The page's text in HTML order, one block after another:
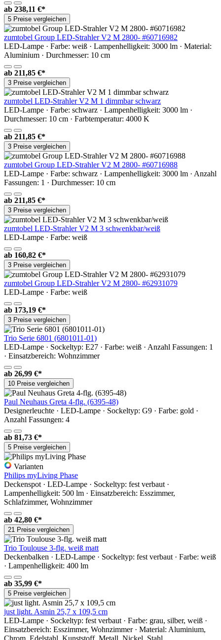
ab 238,11 €*
5 Preise vergleichen
zumtobel Group LED-Strahler V2 M 2800- #60716982
LED-Lampe · Farbe: weiß · Lampenhelligkeit: 3000 lm · Material:
Aluminium · Durchmesser: 10 cm
ab 211,85 €*
3 Preise vergleichen
zumtobel LED-Strahler V2 M 1 dimmbar schwarz
LED-Lampe · Farbe: schwarz · Lampenhelligkeit: 3000 lm ·
Durchmesser: 10 cm · Farbtemperatur: 4000 K
ab 211,85 €*
3 Preise vergleichen
zumtobel Group LED-Strahler V2 M 2800- #60716988
LED-Lampe · Farbe: schwarz · Lampenhelligkeit: 3000 lm · Anzahl
Fassungen: 1 · Durchmesser: 10 cm
ab 211,85 €*
3 Preise vergleichen
zumtobel LED-Strahler V2 M 3 schwenkbar/weiß
LED-Lampe · Farbe: weiß
ab 160,82 €*
3 Preise vergleichen
zumtobel Group LED-Strahler V2 M 2800- #62931079
LED-Lampe · Farbe: weiß
ab 173,19 €*
3 Preise vergleichen
Trio Serie 6801 (6801011-01)
LED-Lampe · Sockeltyp: E27 · Farbe: weiß · Anzahl Fassungen: 1
· Einsatzbereich: Wohnzimmer
ab 26,99 €*
10 Preise vergleichen
Paul Neuhaus Greta 4-flg. (6395-48)
Designerleuchte · LED-Lampe · Sockeltyp: G9 · Farbe: gold ·
Anzahl Fassungen: 4
ab 81,73 €*
5 Preise vergleichen
Varianten
Philips myLiving Phase
Deckenspot · LED-Lampe · Sockeltyp: fest verbaut ·
Lampenhelligkeit: 500 lm · Einsatzbereich: Esszimmer,
Schlafzimmer, Wohnzimmer
ab 42,80 €*
21 Preise vergleichen
Trio Toulouse 3-flg. weiß matt
Deckenbalken · LED-Lampe · Sockeltyp: fest verbaut · Farbe: weiß
· Lampenhelligkeit: 400 lm
ab 35,99 €*
5 Preise vergleichen
just light. Asmin 25,7 x 109,5 cm
LED-Lampe · Sockeltyp: fest verbaut · Farbe: grau, silber, weiß ·
Einsatzbereich: Esszimmer, Wohnzimmer · Material: Aluminium,
Chrom, Edelstahl, Kunststoff, Metall, Nickel, Stahl